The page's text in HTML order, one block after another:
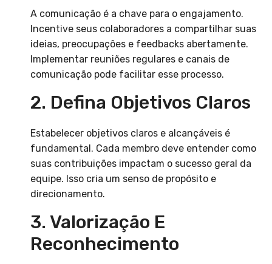
A comunicação é a chave para o engajamento.
Incentive seus colaboradores a compartilhar suas
ideias, preocupações e feedbacks abertamente.
Implementar reuniões regulares e canais de
comunicação pode facilitar esse processo.
2. Defina Objetivos Claros
Estabelecer objetivos claros e alcançáveis é
fundamental. Cada membro deve entender como
suas contribuições impactam o sucesso geral da
equipe. Isso cria um senso de propósito e
direcionamento.
3. Valorização E
Reconhecimento